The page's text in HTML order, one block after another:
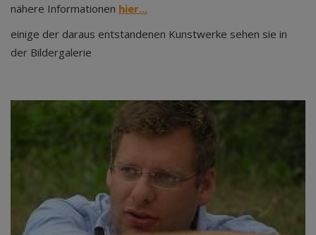
nähere Informationen hier...
einige der daraus entstandenen Kunstwerke sehen sie in
der Bildergalerie